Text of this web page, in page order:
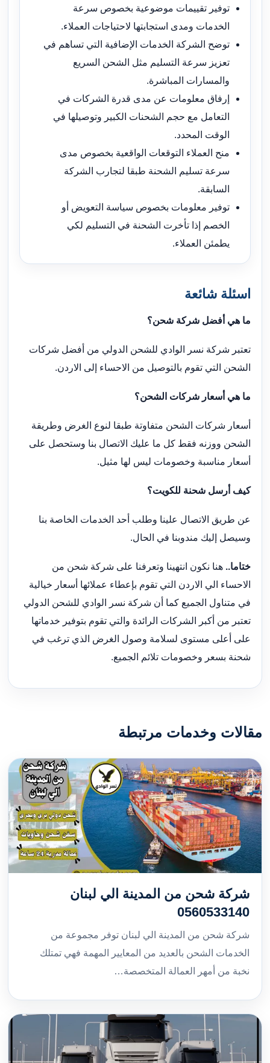
توفير تقييمات موضوعية بخصوص سرعة
الخدمات ومدى استجابتها لاحتياجات العملاء.
توضح الشركة الخدمات الإضافية التي تساهم في
تعزيز سرعة التسليم مثل الشحن السريع
والمسارات المباشرة.
إرفاق معلومات عن مدى قدرة الشركات في
التعامل مع حجم الشحنات الكبير وتوصيلها في
الوقت المحدد.
منح العملاء التوقعات الواقعية بخصوص مدى
سرعة تسليم الشحنة طبقا لتجارب الشركة
السابقة.
توفير معلومات بخصوص سياسة التعويض أو
الخصم إذا تأخرت الشحنة في التسليم لكي
يطمئن العملاء.
اسئلة شائعة
ما هي أفضل شركة شحن؟
تعتبر شركة نسر الوادي للشحن الدولي من أفضل شركات
الشحن التي تقوم بالتوصيل من الاحساء إلى الاردن.
ما هي أسعار شركات الشحن؟
أسعار شركات الشحن متفاوتة طبقا لنوع الغرض وطريقة
الشحن ووزنه فقط كل ما عليك الاتصال بنا وستحصل على
أسعار مناسبة وخصومات ليس لها مثيل.
كيف أرسل شحنة للكويت؟
عن طريق الاتصال علينا وطلب أحد الخدمات الخاصة بنا
وسيصل إليك مندوبنا في الحال.
ختاما..هنا نكون انتهينا وتعرفنا على شركة شحن من
الاحساء الي الاردن التي تقوم بإعطاء عملائها أسعار خيالية
في متناول الجميع كما أن شركة نسر الوادي للشحن الدولي
تعتبر من أكبر الشركات الرائدة والتي تقوم بتوفير خدماتها
على أعلى مستوى لسلامة وصول الغرض الذي ترغب في
شحنة بسعر وخصومات تلائم الجميع.
مقالات وخدمات مرتبطة
شركة شحن من المدينة الي لبنان
0560533140
شركة شحن من المدينة الي لبنان توفر مجموعة من
الخدمات الشحن بالعديد من المعايير المهمة فهي تمتلك
نخبة من أمهر العمالة المتخصصة…